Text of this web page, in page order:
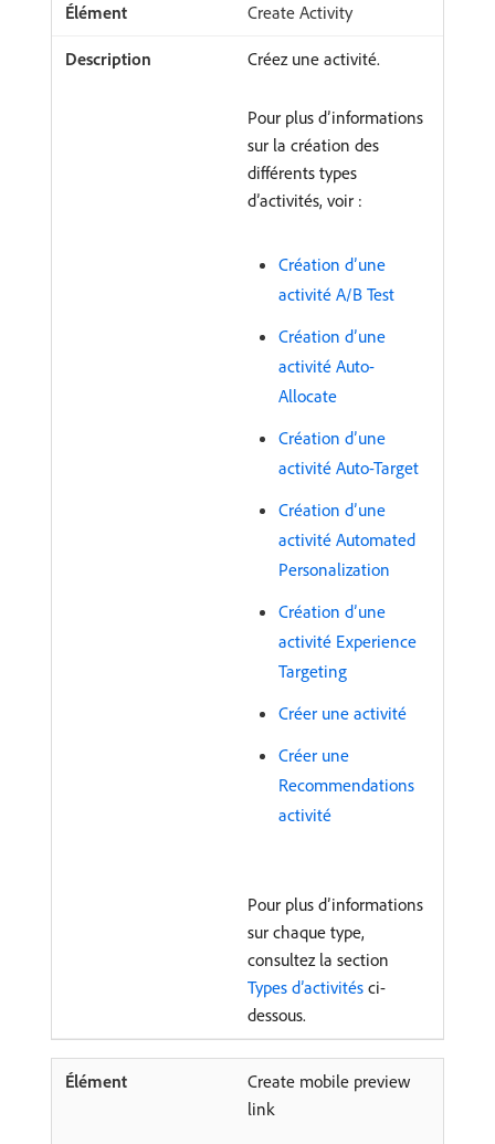
Create Activity
Créez une activité.
Pour plus d’informations
sur la création des
différents types
d’activités, voir :
Création d’une
activité A/B Test
Création d’une
activité Auto-
Allocate
Création d’une
activité Auto-Target
Création d’une
activité Automated
Personalization
Création d’une
activité Experience
Targeting
Créer une activité
Créer une
Recommendations
activité
Pour plus d’informations
sur chaque type,
consultez la section
Types d’activités ci-
dessous.
Create mobile preview
link